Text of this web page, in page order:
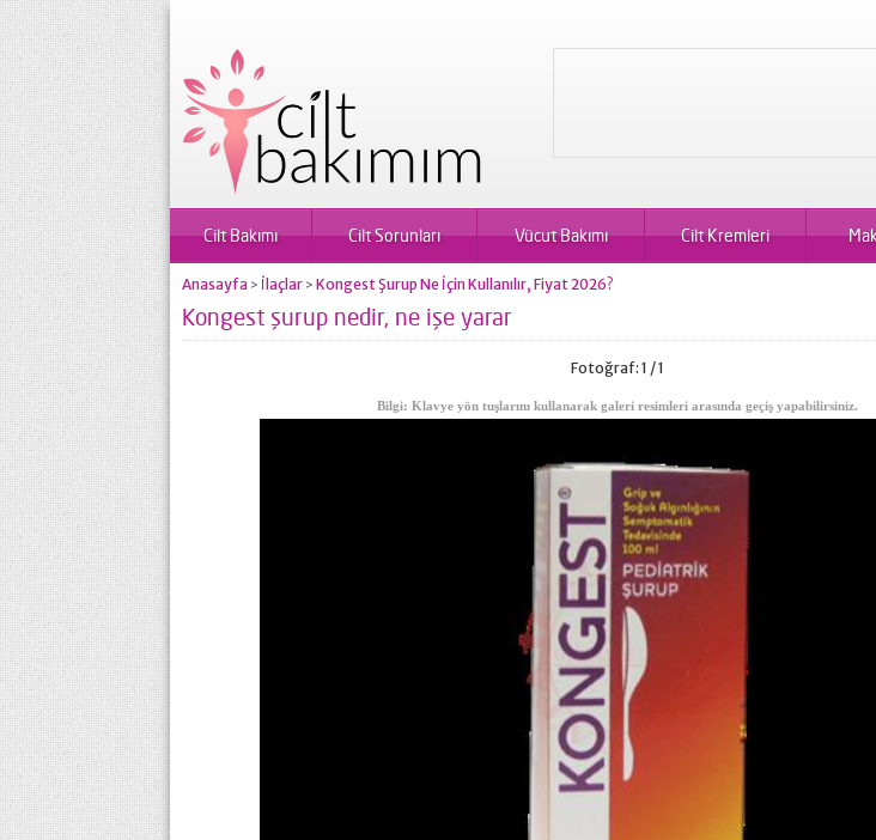
Cilt Bakımı Cilt Sorunları Vücut Bakımı Cilt Kremleri
Anasayfa > İlaçlar > Kongest Şurup Ne İçin Kullanılır, Fiyat 2026?
Kongest şurup nedir, ne işe yarar
Fotoğraf: 1 / 1
Bilgi: Klavye yön tuşlarını kullanarak galeri resimleri arasında geçiş yapabilirsiniz.